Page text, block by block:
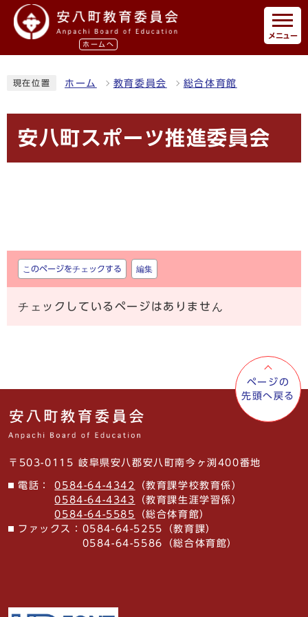
ホームへ
メニュー
現在位置 ホーム 教育委員会 総合体育館
安八町スポーツ推進委員会
しおり
このページをチェックする 編集
チェックしているページはありません
ページの
先頭へ戻る
〒503-0115 岐阜県安八郡安八町南今ヶ渕400番地
電話： 0584-64-4342
（教育課学校教育係）
0584-64-4343
（教育課生涯学習係）
0584-64-5585
（総合体育館）
ファックス： 0584-64-5255（教育課）
0584-64-5586（総合体育館）